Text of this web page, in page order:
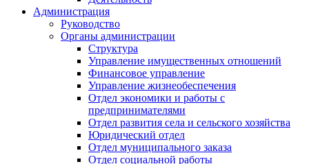
Администрация
Руководство
Органы администрации
Структура
Управление имущественных отношений
Финансовое управление
Управление жизнеобеспечения
Отдел экономики и работы с
предпринимателями
Отдел развития села и сельского хозяйства
Юридический отдел
Отдел муниципального заказа
Отдел социальной работы